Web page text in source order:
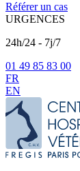
Référer un cas
URGENCES
24h/24 - 7j/7
01 49 85 83 00
FR
EN